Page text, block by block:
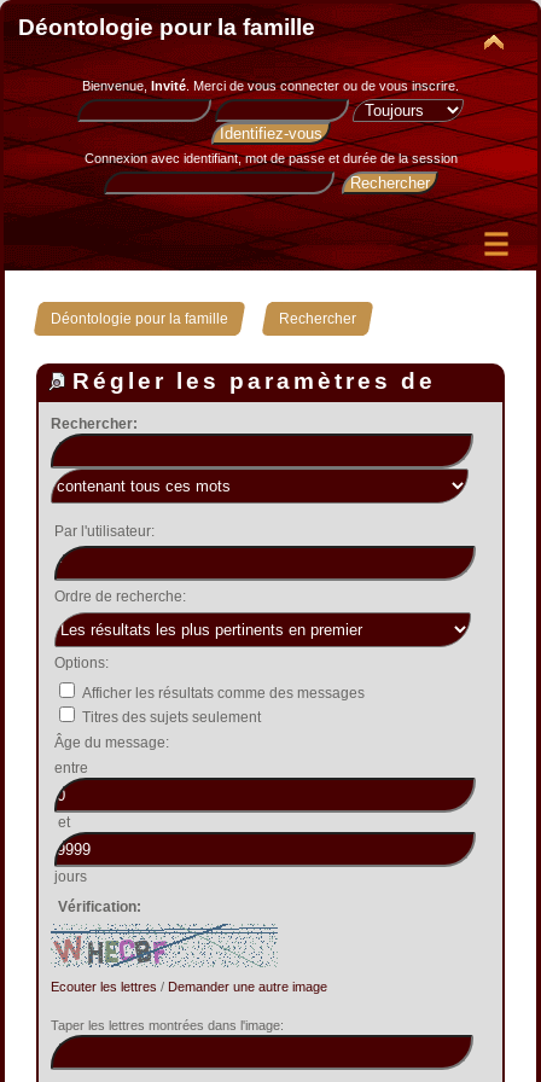
Déontologie pour la famille
Bienvenue, Invité. Merci devous connecter ou de vous inscrire.
Connexion avec identifiant, mot de passe et durée de la session
Déontologie pour la famille » Rechercher
Régler les paramètres de
recherche
Rechercher:
Par l'utilisateur:
Ordre de recherche:
Options:
Afficher les résultats comme des messages
Titres des sujets seulement
Âge du message:
entre
et
jours
Vérification:
Ecouter les lettres / Demander une autre image
Taper les lettres montrées dans l'image: